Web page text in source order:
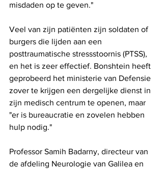
misdaden op te geven."
Veel van zijn patiënten zijn soldaten of
burgers die lijden aan een
posttraumatische stressstoornis (PTSS),
en het is zeer effectief. Bonshtein heeft
geprobeerd het ministerie van Defensie
zover te krijgen een dergelijke dienst in
zijn medisch centrum te openen, maar
"er is bureaucratie en zovelen hebben
hulp nodig."
Professor Samih Badarny, directeur van
de afdeling Neurologie van Galilea en